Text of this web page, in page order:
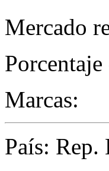
Mercado
Marcas:
País: Rep.